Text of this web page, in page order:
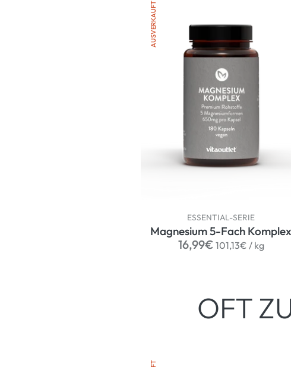
AUSVERKAUFT
ESSENTIAL-SERIE
Magnesium 5-Fach Komplex
Normaler
16,99€ 101,13€ / per
kg
OFT